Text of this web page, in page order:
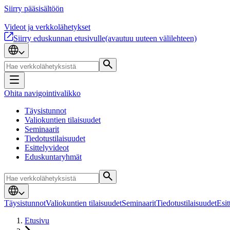
Siirry pääsisältöön
Videot ja verkkolähetykset
Siirry eduskunnan etusivulle(avautuu uuteen välilehteen)
Ohita navigointivalikko
Täysistunnot
Valiokuntien tilaisuudet
Seminaarit
Tiedotustilaisuudet
Esittelyvideot
Eduskuntaryhmät
TäysistunnotValiokuntien tilaisuudetSeminaaritTiedotustilaisuudet
Etusivu